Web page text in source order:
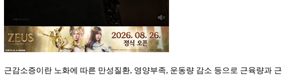
근감소증이란 노화에 따른 만성질환, 영양부족, 운동량 감소 등으로 근육량과